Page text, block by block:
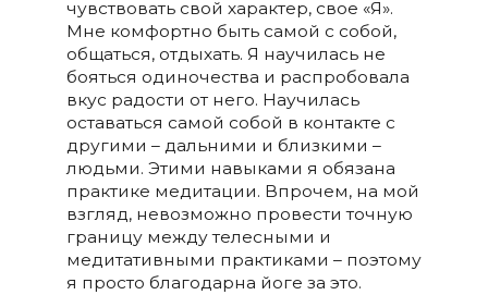
чувствовать свой характер, свое «Я».
Мне комфортно быть самой с собой,
общаться, отдыхать. Я научилась не
бояться одиночества и распробовала
вкус радости от него. Научилась
оставаться самой собой в контакте с
другими – дальними и близкими –
людьми. Этими навыками я обязана
практике медитации. Впрочем, на мой
взгляд, невозможно провести точную
границу между телесными и
медитативными практиками – поэтому
я просто благодарна йоге за это.